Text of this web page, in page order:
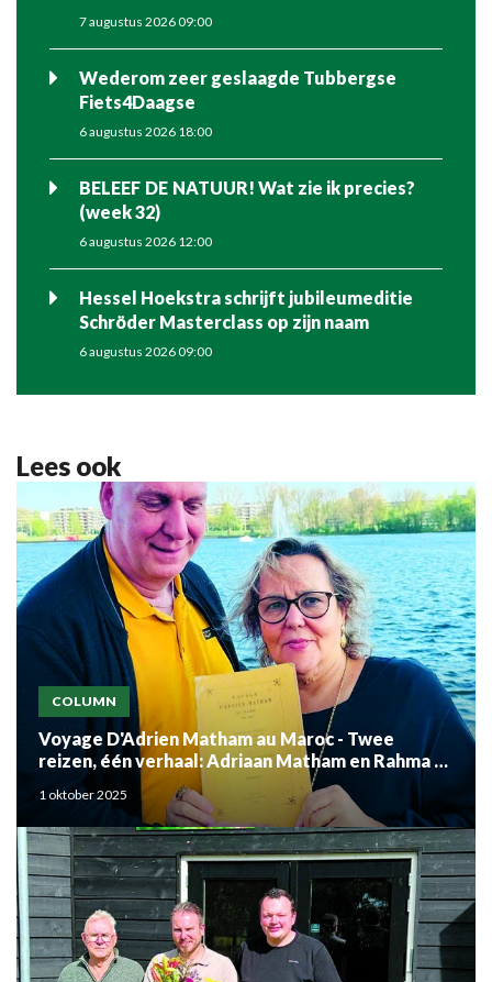
7 augustus 2026 09:00
Wederom zeer geslaagde Tubbergse
Fiets4Daagse
6 augustus 2026 18:00
BELEEF DE NATUUR! Wat zie ik precies?
(week 32)
6 augustus 2026 12:00
Hessel Hoekstra schrijft jubileumeditie
Schröder Masterclass op zijn naam
6 augustus 2026 09:00
Lees ook
COLUMN
Voyage D'Adrien Matham au Maroc - Twee
reizen, één verhaal: Adriaan Matham en Rahma el
Mouden
1 oktober 2025